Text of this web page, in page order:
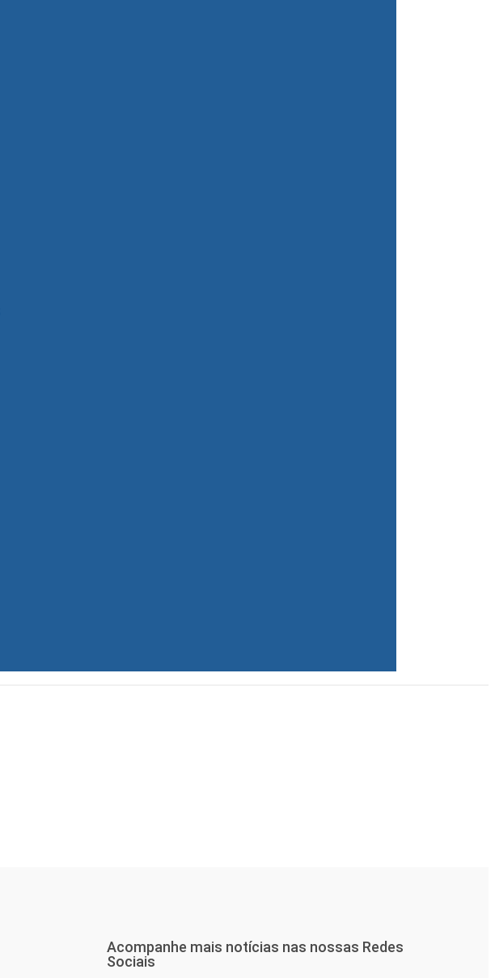
Acompanhe mais notícias nas nossas Redes
Sociais